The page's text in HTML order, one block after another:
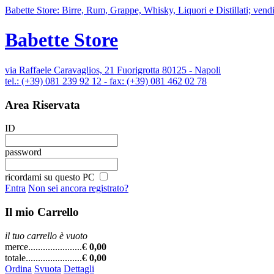
Babette Store: Birre, Rum, Grappe, Whisky, Liquori e Distillati;
Babette Store
via Raffaele Caravaglios, 21 Fuorigrotta 80125 - Napoli
tel.: (+39) 081 239 92 12 - fax: (+39) 081 462 02 78
Area Riservata
ID
password
ricordami su questo PC
Entra Non sei ancora registrato?
Il mio Carrello
il tuo carrello è vuoto
merce......................€ 0,00
totale.......................€ 0,00
Ordina Svuota Dettagli